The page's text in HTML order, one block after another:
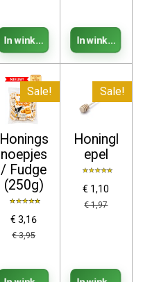
In winkelwagen In
Sale!
Honings
noepjes
/ Fudge
(250g)
€ 3,16
€ 3,95
Sale!
Honingl
epel
€ 1,10
€ 1,97